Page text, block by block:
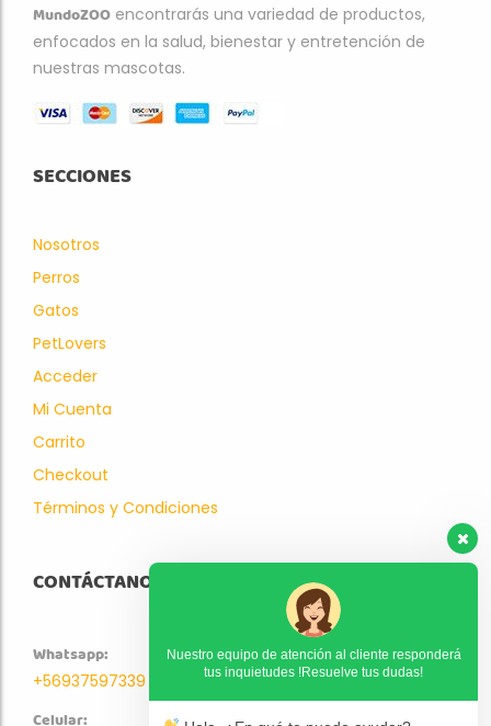
MundoZOO encontrarás una variedad de productos,
enfocados en la salud, bienestar y entretención de
nuestras mascotas.
SECCIONES
Nosotros
Perros
Gatos
PetLovers
Acceder
Mi Cuenta
Carrito
Checkout
Términos y Condiciones
CONTÁCTANOS
Whatsapp:
+56937597339
Celular:
Nuestro equipo de atención al cliente responderá
tus inquietudes !Resuelve tus dudas!